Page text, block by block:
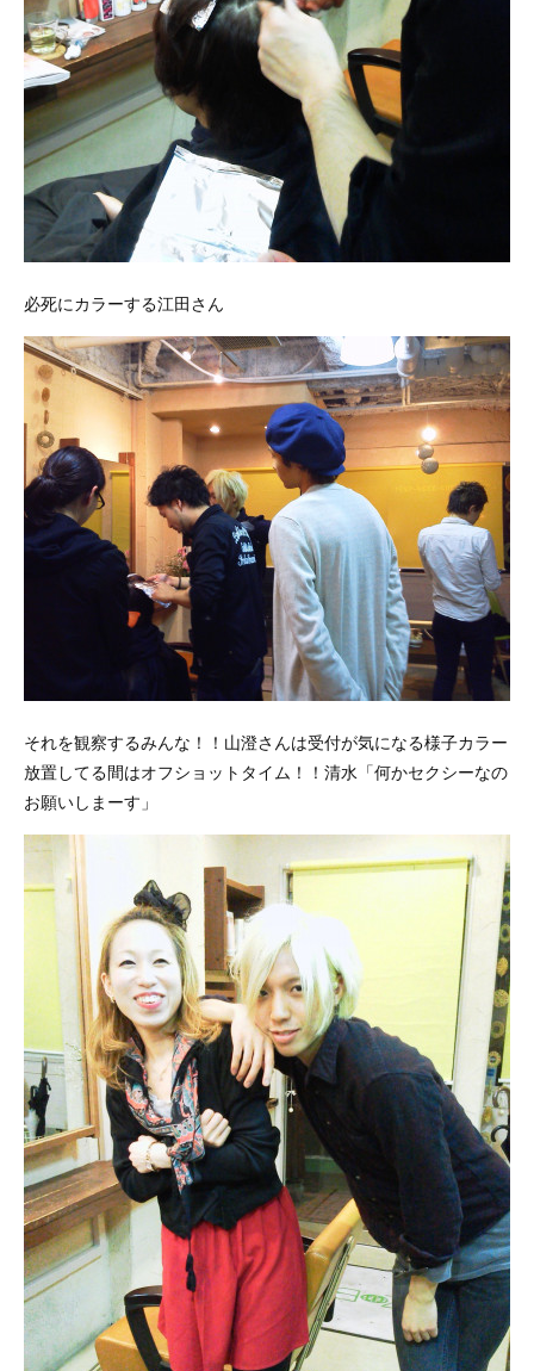
必死にカラーする江田さん
それを観察するみんな！！山澄さんは受付が気になる様子カラー
放置してる間はオフショットタイム！！清水「何かセクシーなの
お願いしまーす」